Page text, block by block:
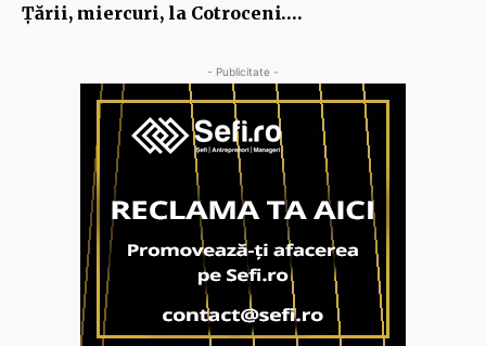
Ţării, miercuri, la Cotroceni….
- Publicitate -